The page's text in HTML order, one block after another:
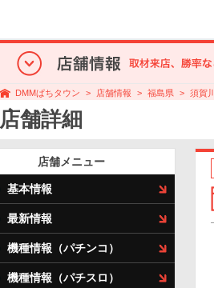
DMMぱちタウン 店舗情報 福島県 須賀
店舗詳細
店舗メニュー
基本情報
最新情報
機種情報（パチンコ）
機種情報（パチスロ）